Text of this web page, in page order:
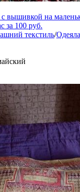
с вышивкой на
за 100 руб.
текстиль/